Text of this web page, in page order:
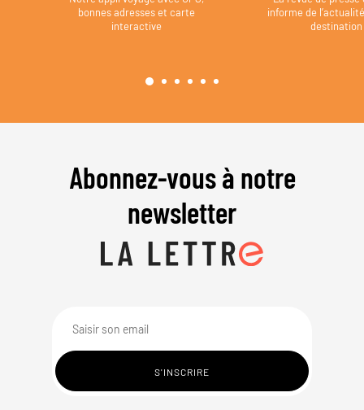
bonnes adresses et carte
interactive
informe de
destination
Abonnez-vous à notre
newsletter